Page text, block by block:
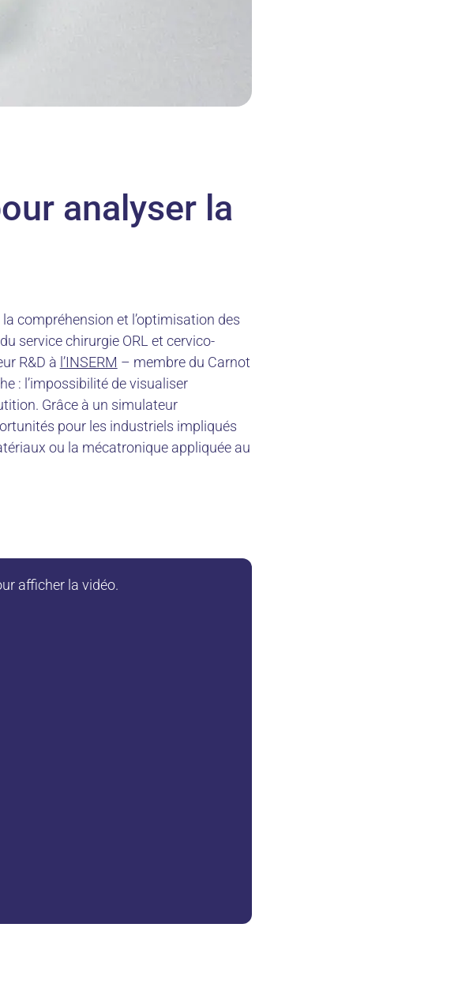
analyser la
compréhension et l’optimisation des
service chirurgie ORL et cervico-
R&D à l’INSERM – membre du Carnot
: l’impossibilité de visualiser
Grâce à un simulateur
pour les industriels impliqués
ou la mécatronique appliquée au
afficher la vidéo.